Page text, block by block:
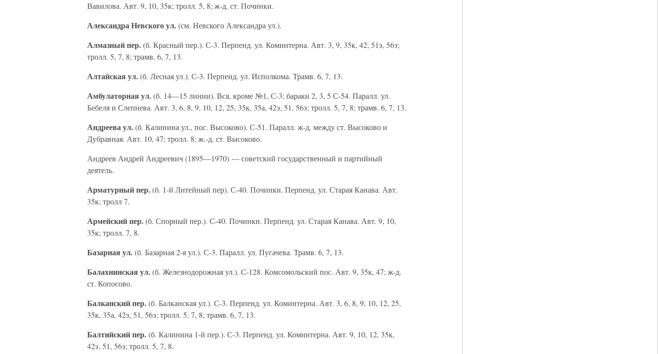
Вавилова. Авт. 9, 10, 35к; тролл. 5, 8; ж-д. ст. Починки.
Александра Невского ул.(см. Невского Александра ул.).
Алмазный пер.(б. Красный пер.). С-3. Перпенд. ул. Коминтерна. Авт. 3, 9, 35к, 42, 51э, 56э;
тролл. 5, 7, 8; трамв. 6, 7, 13.
Алтайская ул.(б. Лесная ул.). С-3. Перпенд. ул. Исполкома. Трамв. 6, 7, 13.
Амбулаторная ул.(б. 14—15 линии). Вся, кроме №1, С-3; бараки 2, 3, 5 С-54. Паралл. ул.
Бебеля и Слепнева. Авт. 3, 6, 8, 9, 10, 12, 25, 35к, 35а, 42э, 51, 56э; тролл. 5, 7, 8; трамв. 6, 7, 13.
Андреева ул.(б. Калинина ул., пос. Высоково). С-51. Паралл. ж-д. между ст. Высоково и
Дубравная. Авт. 10, 47; тролл. 8; ж.-д. ст. Высоково.
Андреев Андрей Андреевич (1895—1970) — советский государственный и партийный
деятель.
Арматурный пер.(б. 1-й Литейный пер). С-40. Починки. Перпенд. ул. Старая Канава. Авт.
35к; тролл 7.
Армейский пер.(б. Спорный пер.). С-40. Починки. Перпенд. ул. Старая Канава. Авт. 9, 10,
35к; тролл. 7, 8.
Базарная ул.(б. Базарная 2-я ул.). С-3. Паралл. ул. Пугачева. Трамв. 6, 7, 13.
Балахнинская ул.(б. Железнодорожная ул.). С-128. Комсомольский пос. Авт. 9, 35к, 47; ж-д.
ст. Копосово.
Балканский пер.(б. Балканская ул.). С-3. Перпенд. ул. Коминтерна. Авт. 3, 6, 8, 9, 10, 12, 25,
35к, 35а, 42э, 51, 56э; тролл. 5, 7, 8; трамв. 6, 7, 13.
Балтийский пер.(б. Калинина 1-й пер.). С-3. Перпенд. ул. Коминтерна. Авт. 9, 10, 12, 35к,
42э, 51, 56э; тролл. 5, 7, 8.